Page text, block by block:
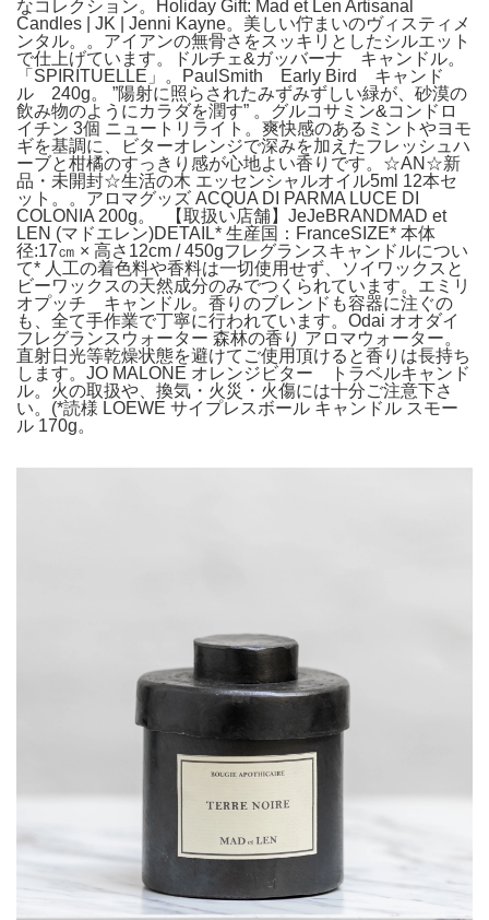
なコレクション。Holiday Gift: Mad et Len Artisanal
Candles | JK | Jenni Kayne。美しい佇まいのヴィスティメ
ンタル。。アイアンの無骨さをスッキリとしたシルエット
で仕上げています。ドルチェ&ガッバーナ キャンドル。
「SPIRITUELLE」。PaulSmith Early Bird キャンド
ル 240g。 ”陽射に照らされたみずみずしい緑が、砂漠の
飲み物のようにカラダを潤す” 。グルコサミン&コンドロ
イチン 3個 ニュートリライト。爽快感のあるミントやヨモ
ギを基調に、ビターオレンジで深みを加えたフレッシュハ
ーブと柑橘のすっきり感が心地よい香りです。☆AN☆新
品・未開封☆生活の木 エッセンシャルオイル5ml 12本セ
ット。。アロマグッズ ACQUA DI PARMA LUCE DI
COLONIA 200g。 【取扱い店舗】JeJeBRANDMAD et
LEN (マドエレン)DETAIL* 生産国：FranceSIZE* 本体
径:17㎝ × 高さ12cm / 450gフレグランスキャンドルについ
て* 人工の着色料や香料は一切使用せず、ソイワックスと
ビーワックスの天然成分のみでつくられています。エミリ
オプッチ キャンドル。香りのブレンドも容器に注ぐの
も、全て手作業で丁寧に行われています。Odai オオダイ
フレグランスウォーター 森林の香り アロマウォーター。
直射日光等乾燥状態を避けてご使用頂けると香りは長持ち
します。JO MALONE オレンジビター トラベルキャンド
ル。火の取扱や、換気・火災・火傷には十分ご注意下さ
い。(*読様 LOEWE サイプレスボール キャンドル スモー
ル 170g。